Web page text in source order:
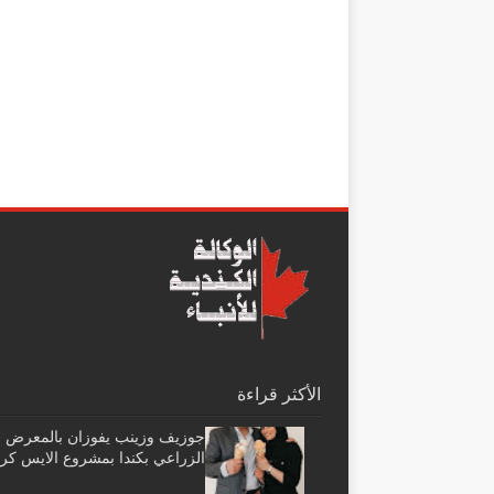
الأكثر قراءة
جوزيف وزينب يفوزان بالمعرض
الزراعي بكندا بمشروع الايس